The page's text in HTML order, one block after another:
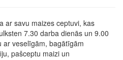
ar savu maizes ceptuvi, kas
7.30 darba dienās un 9.00
ar veselīgām, bagātīgām
pašceptu maizi un